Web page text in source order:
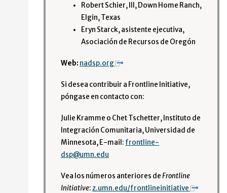
Robert Schier, III, Down Home Ranch,
Elgin, Texas
Eryn Starck, asistente ejecutiva,
Asociación de Recursos de Oregón
Web: nadsp.org
Si desea contribuir a Frontline Initiative,
póngase en contacto con:
Julie Kramme o Chet Tschetter, Instituto de
Integración Comunitaria, Universidad de
Minnesota, E-mail: frontline-
dsp@umn.edu
Vea los números anteriores deFrontline
Initiative:z.umn.edu/frontlineinitiative